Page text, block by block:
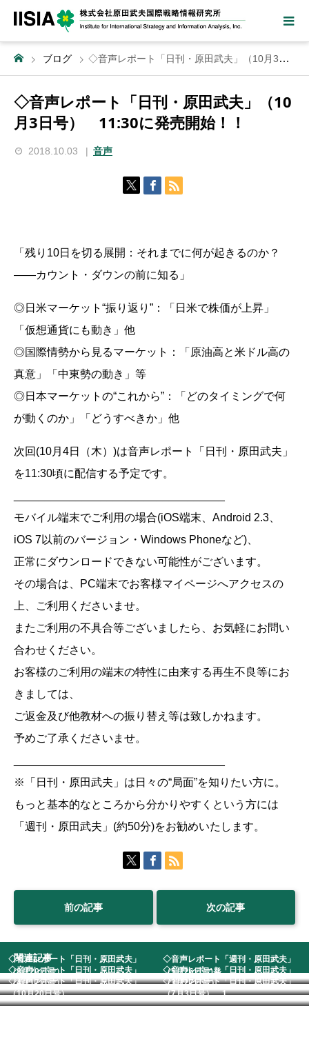
ブログ ◇音声レポート「日刊・原田武夫」（10月3日号） 11:30に発売開始！！
◇音声レポート「日刊・原田武夫」（10
月3日号） 11:30に発売開始！！
2018.10.03 音声
「残り10日を切る展開：それまでに何が起きるのか？
――カウント・ダウンの前に知る」
◎日米マーケット“振り返り”：「日米で株価が上昇」
「仮想通貨にも動き」他
◎国際情勢から見るマーケット：「原油高と米ドル高の
真意」「中東勢の動き」等
◎日本マーケットの“これから”：「どのタイミングで何
が動くのか」「どうすべきか」他
次回(10月4日（木）)は音声レポート「日刊・原田武夫」
を11:30頃に配信する予定です。
モバイル端末でご利用の場合(iOS端末、Android 2.3、
iOS 7以前のバージョン・Windows Phoneなど)、
正常にダウンロードできない可能性がございます。
その場合は、PC端末でお客様マイページへアクセスの
上、ご利用くださいませ。
またご利用の不具合等ございましたら、お気軽にお問い
合わせください。
お客様のご利用の端末の特性に由来する再生不良等にお
きましては、
ご返金及び他教材への振り替え等は致しかねます。
予めご了承くださいませ。
※「日刊・原田武夫」は日々の“局面”を知りたい方に。
もっと基本的なところから分かりやすくという方には
「週刊・原田武夫」(約50分)をお勧めいたします。
前の記事 次の記事
関連記事
◇音声レポート「日刊・原田武夫」
（8月20日号）
◇音声レポート「週刊・原田武夫」
（5月26日号)発...
◇音声レポート「日刊・原田武夫」
（4月17日号） ...
◇音声レポート「日刊・原田武夫」
（3月27日号） ...
◇音声レポート「日刊・原田武夫」
（10月20日号）...
◇音声レポート「日刊・原田武夫」
（7月3日号） 1...